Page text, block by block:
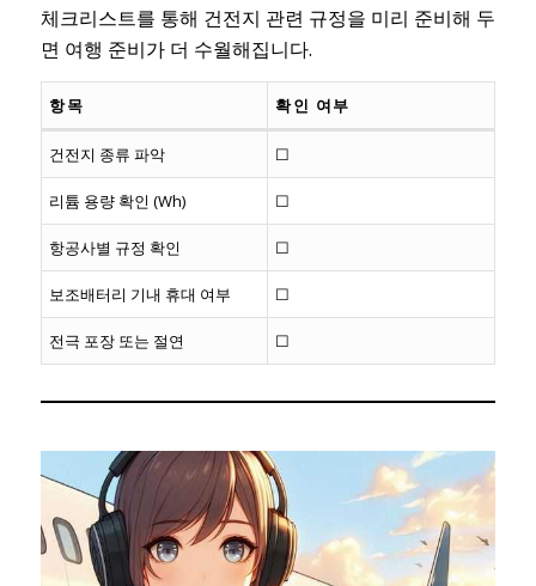
체크리스트를 통해 건전지 관련 규정을 미리 준비해 두
면 여행 준비가 더 수월해집니다.
항목 확인 여부
건전지 종류 파악 ☐
리튬 용량 확인 (Wh) ☐
항공사별 규정 확인 ☐
보조배터리 기내 휴대 여부 ☐
전극 포장 또는 절연 ☐